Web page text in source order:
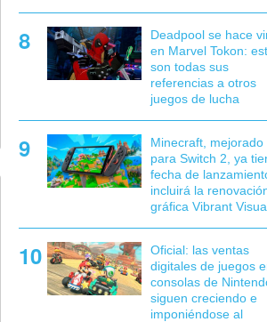
Deadpool se hace
en Marvel Tokon:
son todas sus
referencias a otros
juegos de lucha
Minecraft, mejorado
para Switch 2, ya
fecha de
incluirá la
gráfica Vibrant
Oficial: las ventas
digitales de juegos
consolas de
siguen creciendo e
imponiéndose al